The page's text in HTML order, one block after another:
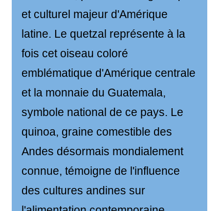
et culturel majeur d'Amérique
latine. Le quetzal représente à la
fois cet oiseau coloré
emblématique d'Amérique centrale
et la monnaie du Guatemala,
symbole national de ce pays. Le
quinoa, graine comestible des
Andes désormais mondialement
connue, témoigne de l'influence
des cultures andines sur